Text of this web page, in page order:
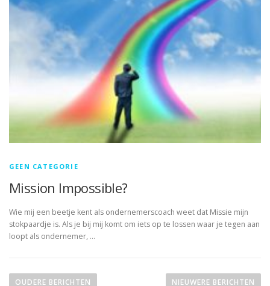
GEEN CATEGORIE
Mission Impossible?
Wie mij een beetje kent als ondernemerscoach weet dat Missie mijn
stokpaardje is. Als je bij mij komt om iets op te lossen waar je tegen aan
loopt als ondernemer, …
eOUDERE BERICHTEN NIEUWERE BERICHTEN